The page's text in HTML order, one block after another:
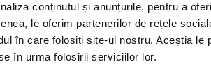
conținutul și anunțurile, pentru a
le oferim partenerilor de rețele
în care folosiți site-ul nostru. Aceștia le
în urma folosirii serviciilor lor.